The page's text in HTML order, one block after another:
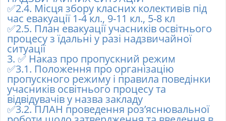
✅2.4. Місця збору класних колективів під
час евакуації 1-4 кл., 9-11 кл., 5-8 кл
✅2.5. План евакуації учасників освітнього
процесу з їдальні у разі надзвичайної
ситуації
3. ✅ Наказ про пропускний режим
✅3.1. Положення про організацію
пропускного режиму і правила поведінки
учасників освітнього процесу та
відвідувачів у назва закладу
✅3.2. ПЛАН проведення роз’яснювальної